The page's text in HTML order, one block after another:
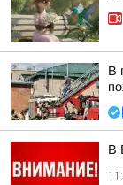
В
В